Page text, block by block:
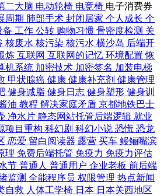
二大脑 电动轮椅 电竞椅 电子消费券
周期 肺部手术 封闭居家 个人成长 个
备 工作 公转 购物习惯 骨密度检测 关
核废水 核污染 核污水 横沙岛 后端开
炼 互联网 互联网的记忆 环境配置恢
机系统 加密技术 加密签名 加装电梯
甲状腺癌 健康 健康补充剂 健康管理
健身减脂 健身日志 健身塑形 健身训
油 教程 解决家庭矛盾 京都地铁巴士
净水片 静态网站托管后端逻辑 就业
项目重构 科幻剧 科幻小说 恐慌 恐龙
恋爱 留白阅读器 露营 买车 鳗鲡嘴滨
理 免费后端托管 免疫力 免疫力评估
节 普通人 普通用户 企业老板 前后端
监测 全能程序员 权限管理 热点新闻
自救 人体工学椅 日本 日本关西地区